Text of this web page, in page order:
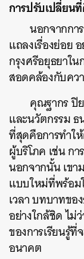
การปรับเปลี่ยน
นอกจากกา
แถลงเรื่องย่อย
กรุงศรีอยุธยาใ
สอดคล้องกับคว
คุณฐากร ปิ
และนวัตกรรม ธ
ที่สุดคือการทำใ
ผู้บริโภค เช่น ก
นอกจากนั้น เขา
แบบใหม่ที่พร้อม
เวลา บทบาทขอ
อย่างใกล้ชิด ไม่
ของการเรียนรู้
อนาคต